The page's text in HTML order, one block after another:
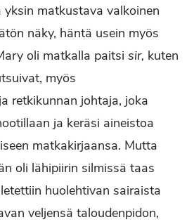
yksin matkustava valkoinen
näky, häntä usein myös
oli matkalla paitsi sir, kuten
myös
retkikunnan johtaja, joka
ja keräsi aineistoa
matkakirjaansa. Mutta
oli lähipiirin silmissä taas
huolehtivan sairaista
veljensä taloudenpidon,